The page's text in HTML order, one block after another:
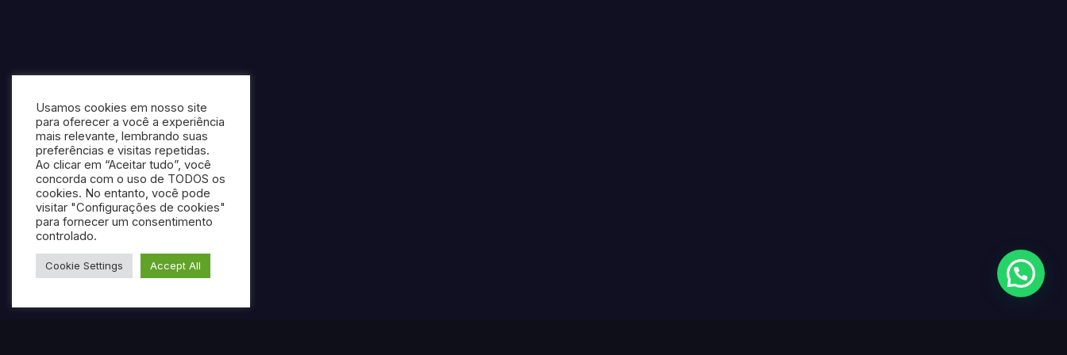
Usamos cookies em nosso site
para oferecer a você a experiência
mais relevante, lembrando suas
preferências e visitas repetidas.
Ao clicar em “Aceitar tudo”, você
concorda com o uso de TODOS os
cookies. No entanto, você pode
visitar "Configurações de cookies"
para fornecer um consentimento
controlado.
Cookie Settings Accept All